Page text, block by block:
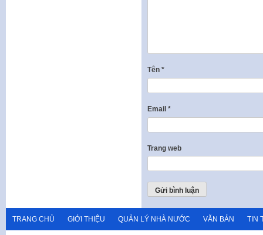
Tên *
Email *
Trang web
TRANG CHỦ GIỚI THIỆU QUẢN LÝ NHÀ NƯỚC VĂN BẢN TIN